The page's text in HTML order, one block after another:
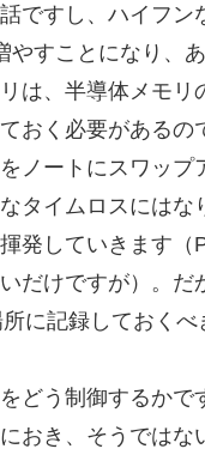
ですし、ハイフン
やすことになり、
は、半導体メモ
おく必要がある
ノートにスワッ
タイムロスには
発していきます
だけですが）。
に記録しておくべ
どう制御するか
おき、そうでは